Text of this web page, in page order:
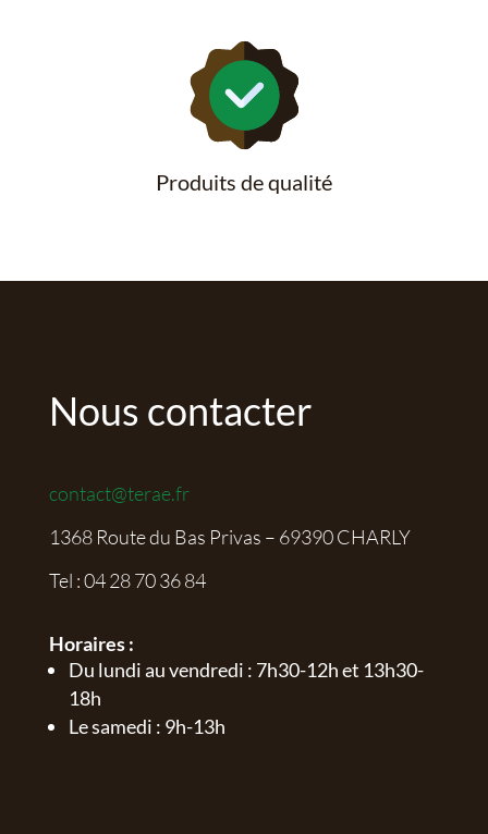
Produits de qualité
Nous contacter
contact@terae.fr
1368 Route du Bas Privas – 69390 CHARLY
Tel :04 28 70 36 84
Horaires :
Du lundi au vendredi : 7h30-12h et 13h30-
18h
Le samedi : 9h-13h